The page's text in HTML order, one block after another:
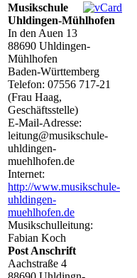
Musikschule
Uhldingen-Mühlhofen
In den Auen 13
88690 Uhldingen-
Mühlhofen
Baden-Württemberg
Telefon: 07556 717-21
(Frau Haag,
Geschäftsstelle)
E-Mail-Adresse:
leitung@musikschule-
uhldingen-
muehlhofen.de
Internet:
http://www.musikschule-
uhldingen-
muehlhofen.de
Musikschulleitung:
Fabian Koch
Post Anschrift
Aachstraße 4